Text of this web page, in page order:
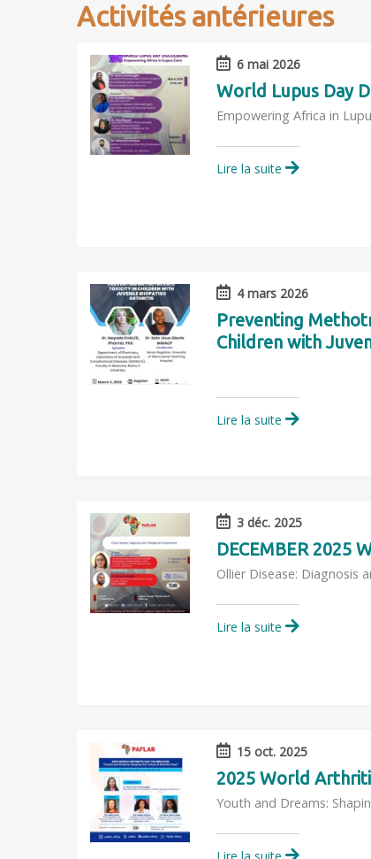
Activités antérieures
6 mai 2026
World Lupus Day
Empowering Africa in
Lire la suite
4 mars 2026
Preventing
Children with
Lire la suite
3 déc. 2025
DECEMBER 2025
Ollier Disease: Diagnosis
Lire la suite
15 oct. 2025
2025 World
Youth and Dreams: